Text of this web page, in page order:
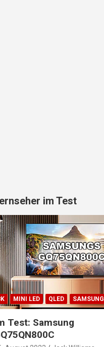
im Test
MINI LED QLED SAMSUNG
Test: Samsung